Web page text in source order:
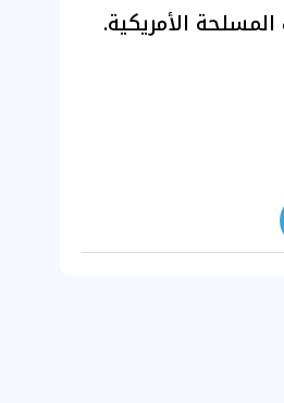
الأمريكية.